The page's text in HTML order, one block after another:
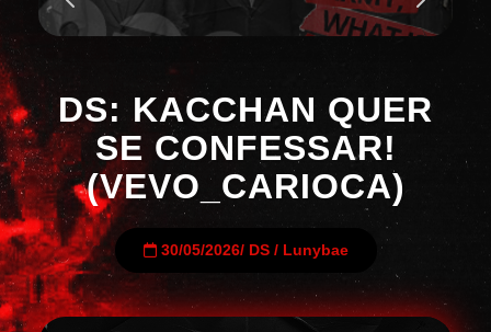
DS: KACCHAN QUER
SE CONFESSAR!
(VEVO_CARIOCA)
30/05/2026/ DS/ Lunybae